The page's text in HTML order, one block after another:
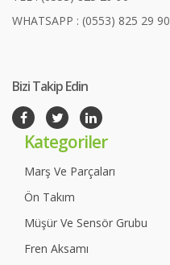
WHATSAPP : (0553) 825 29 90
Bizi Takip Edin
Kategoriler
Marş Ve Parçaları
Ön Takım
Müşür Ve Sensör Grubu
Fren Aksamı